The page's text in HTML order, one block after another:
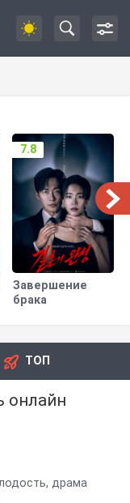
Завершение
брака
7.8
ТОП
онлайн
драма